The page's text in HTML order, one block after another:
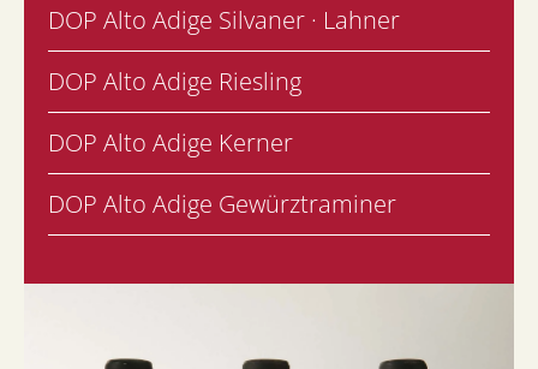
DOP Alto Adige Silvaner · Lahner
DOP Alto Adige Riesling
DOP Alto Adige Kerner
DOP Alto Adige Gewürztraminer